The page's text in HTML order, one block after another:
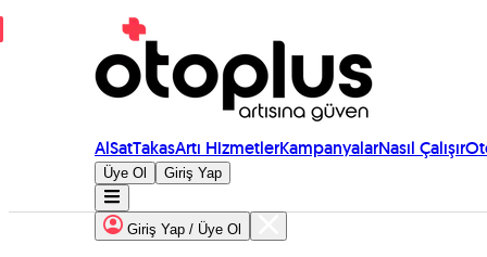
AlSatTakasArtı HizmetlerKampanyalarNasıl Çalışır
Üye Ol Giriş Yap
Giriş Yap / Üye Ol